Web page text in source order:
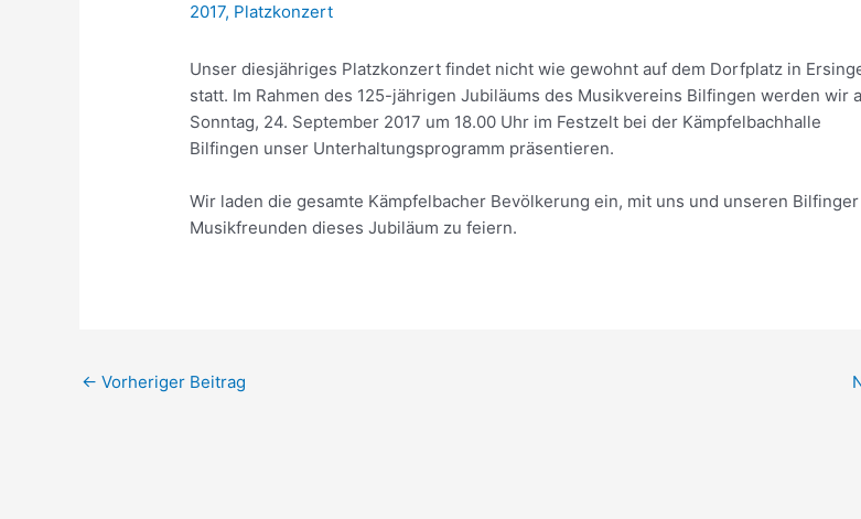
2017, Platzkonzert
Unser diesjähriges Platzkonzert findet nicht wie gewohnt auf dem Dorfplatz in
statt. Im Rahmen des 125-jährigen Jubiläums des Musikvereins Bilfingen werden wir
Sonntag, 24. September 2017 um 18.00 Uhr im Festzelt bei der Kämpfelbachhalle
Bilfingen unser Unterhaltungsprogramm präsentieren.
Wir laden die gesamte Kämpfelbacher Bevölkerung ein, mit uns und unseren Bilfinger
Musikfreunden dieses Jubiläum zu feiern.
Beitragsnavigation
← Vorheriger Beitrag